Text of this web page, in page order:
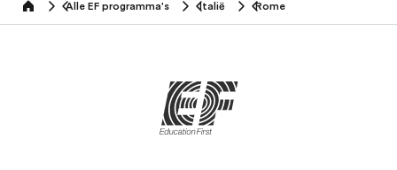
home Alle EF programma's Italië Rome